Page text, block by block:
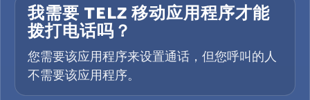
我需要 TELZ 移动应用程序才能
拨打电话吗？
您需要该应用程序来设置通话，但您呼叫的人
不需要该应用程序。